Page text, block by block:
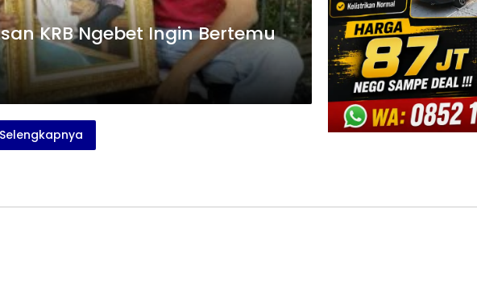
KRB Ngebet Ingin Bertemu
Selengkapnya